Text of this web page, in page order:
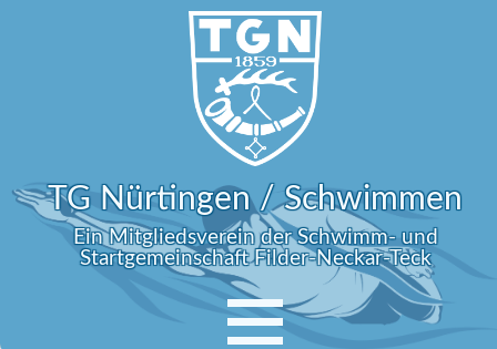
TG Nürtingen / Schwimmen
Ein Mitgliedsverein der Schwimm- und
Startgemeinschaft Filder-Neckar-Teck